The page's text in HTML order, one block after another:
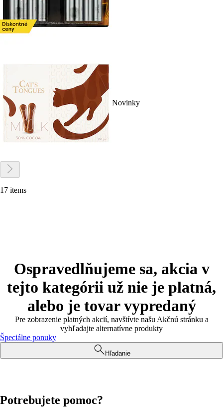
Novinky
17 items
Ospravedlňujeme sa, akcia v
tejto kategórii už nie je platná,
alebo je tovar vypredaný
Pre zobrazenie platných akcií, navštívte našu Akčnú stránku a
vyhľadajte alternatívne produkty
Špeciálne ponuky
Hľadanie
Potrebujete pomoc?